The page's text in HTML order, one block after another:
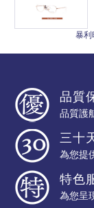
暴利
品質
品質護
三十
為您提
特色
為您呈